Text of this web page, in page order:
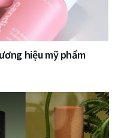
hiệu mỹ phẩm